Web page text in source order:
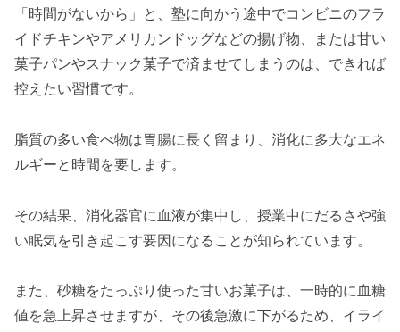
「時間がないから」と、塾に向かう途中でコンビニのフラ
イドチキンやアメリカンドッグなどの揚げ物、または甘い
菓子パンやスナック菓子で済ませてしまうのは、できれば
控えたい習慣です。
脂質の多い食べ物は胃腸に長く留まり、消化に多大なエネ
ルギーと時間を要します。
その結果、消化器官に血液が集中し、授業中にだるさや強
い眠気を引き起こす要因になることが知られています。
また、砂糖をたっぷり使った甘いお菓子は、一時的に血糖
値を急上昇させますが、その後急激に下がるため、イライ